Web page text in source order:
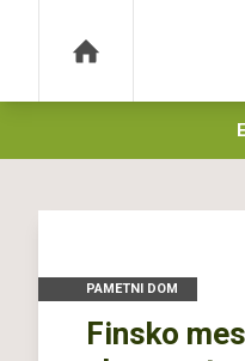
PAMETNI DOM
Finsko